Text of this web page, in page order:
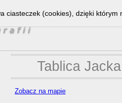
Tablica
Zobacz na mapie
ciasteczek (cookies), dzięki którym